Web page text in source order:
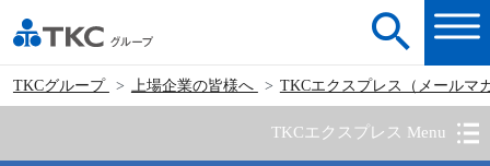
TKCグループ 上場企業の皆様へ TKCエクスプレス（メールマ
TKCエクスプレス Menu